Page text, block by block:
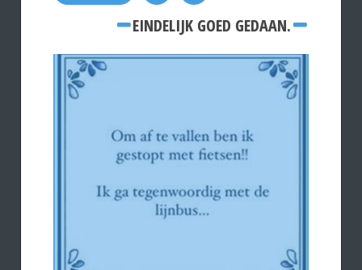
EINDELIJK GOED GEDAAN.